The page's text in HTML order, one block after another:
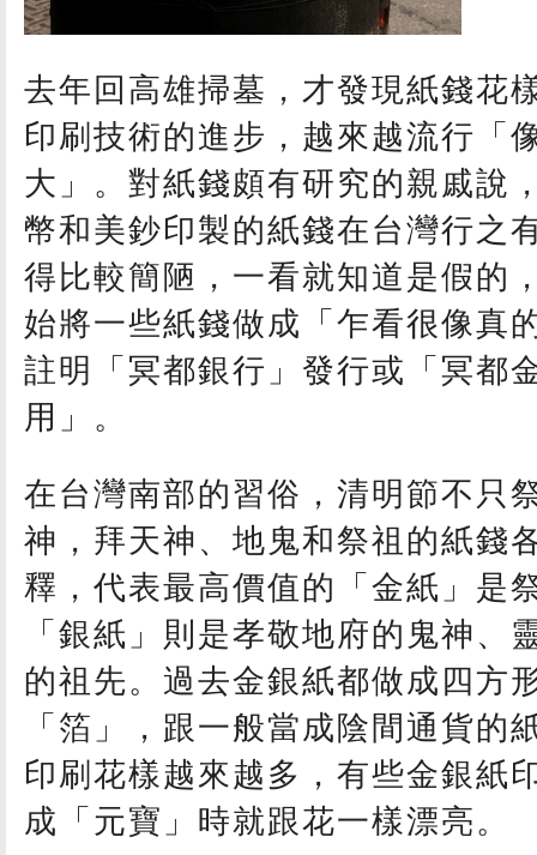
去年回高雄掃墓，才發現紙錢花
印刷技術的進步，越來越流行「
大」。對紙錢頗有研究的親戚說
幣和美鈔印製的紙錢在台灣行之
得比較簡陋，一看就知道是假的
始將一些紙錢做成「乍看很像真
註明「冥都銀行」發行或「冥都
用」。
在台灣南部的習俗，清明節不只
神，拜天神、地鬼和祭祖的紙錢
釋，代表最高價值的「金紙」是
「銀紙」則是孝敬地府的鬼神、
的祖先。過去金銀紙都做成四方
「箔」，跟一般當成陰間通貨的
印刷花樣越來越多，有些金銀紙
成「元寶」時就跟花一樣漂亮。